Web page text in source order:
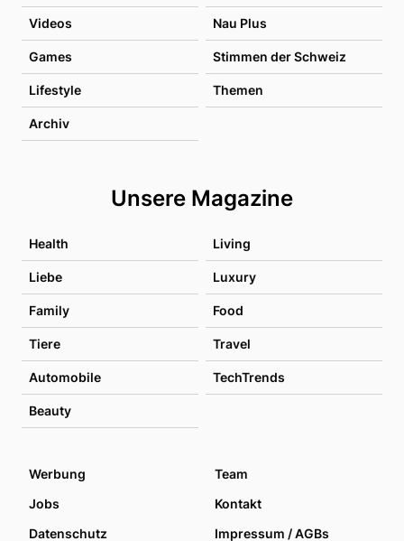
Videos Nau Plus
Games Stimmen der Schweiz
Lifestyle Themen
Archiv
Unsere Magazine
Health Living
Liebe Luxury
Family Food
Tiere Travel
Automobile TechTrends
Beauty
Werbung
Team
Jobs
Kontakt
Datenschutz
Impressum / AGBs